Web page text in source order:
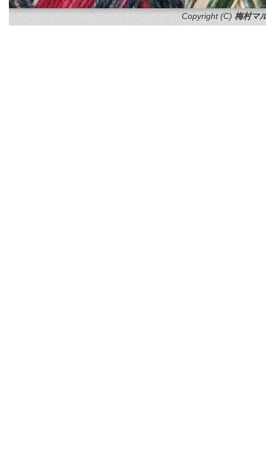
Copyright (C) 梅村マ